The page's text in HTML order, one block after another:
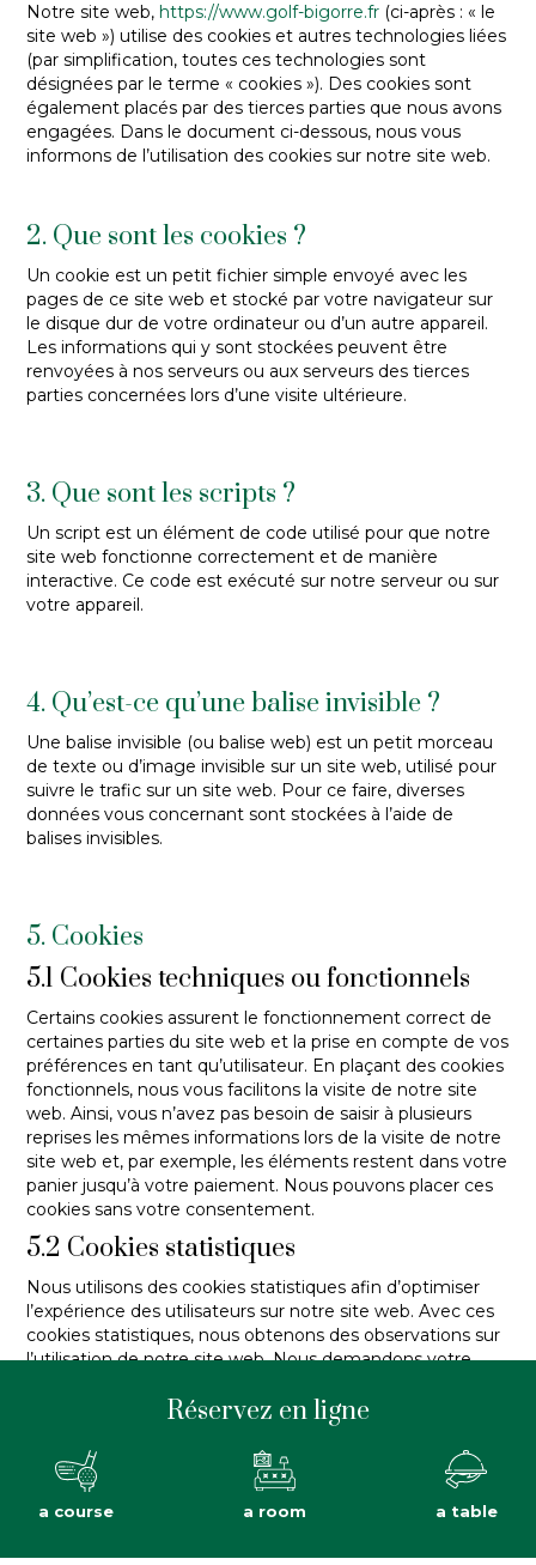
Notre site web,https://www.golf-bigorre.fr (ci-après : « le
site web ») utilise des cookies et autres technologies liées
(par simplification, toutes ces technologies sont
désignées par le terme « cookies »). Des cookies sont
également placés par des tierces parties que nous avons
engagées. Dans le document ci-dessous, nous vous
informons de l’utilisation des cookies sur notre site web.
2. Que sont les cookies ?
Un cookie est un petit fichier simple envoyé avec les
pages de ce site web et stocké par votre navigateur sur
le disque dur de votre ordinateur ou d’un autre appareil.
Les informations qui y sont stockées peuvent être
renvoyées à nos serveurs ou aux serveurs des tierces
parties concernées lors d’une visite ultérieure.
3. Que sont les scripts ?
Un script est un élément de code utilisé pour que notre
site web fonctionne correctement et de manière
interactive. Ce code est exécuté sur notre serveur ou sur
votre appareil.
4. Qu’est-ce qu’une balise invisible ?
Une balise invisible (ou balise web) est un petit morceau
de texte ou d’image invisible sur un site web, utilisé pour
suivre le trafic sur un site web. Pour ce faire, diverses
données vous concernant sont stockées à l’aide de
balises invisibles.
5. Cookies
5.1 Cookies techniques ou fonctionnels
Certains cookies assurent le fonctionnement correct de
certaines parties du site web et la prise en compte de vos
préférences en tant qu’utilisateur. En plaçant des cookies
fonctionnels, nous vous facilitons la visite de notre site
web. Ainsi, vous n’avez pas besoin de saisir à plusieurs
reprises les mêmes informations lors de la visite de notre
site web et, par exemple, les éléments restent dans votre
panier jusqu’à votre paiement. Nous pouvons placer ces
cookies sans votre consentement.
5.2 Cookies statistiques
Nous utilisons des cookies statistiques afin d’optimiser
l’expérience des utilisateurs sur notre site web. Avec ces
cookies statistiques, nous obtenons des observations sur
l’utilisation de notre site web. Nous demandons votre
5.3 Cookies de marketing/suivi
Les cookies de marketing/suivi sont des cookies ou toute
autre forme de stockage local, utilisés pour créer des
profils d’utilisateurs afin d’afficher de la publicité ou de
web dans des finalités marketing similaires.
Réservez en ligne
a course a room a table